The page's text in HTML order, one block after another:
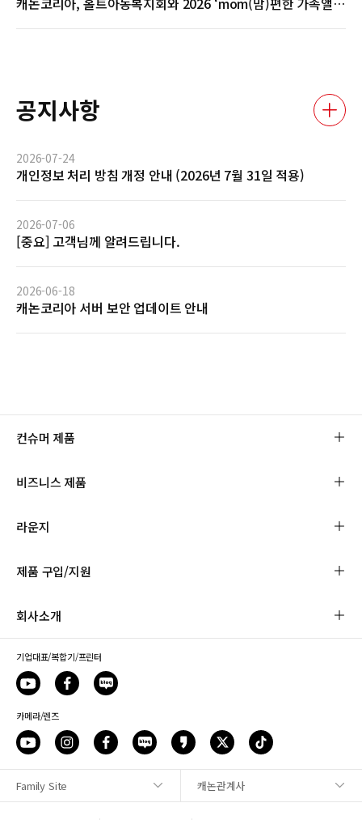
공지사항
2026-07-24
개인정보 처리 방침 개정 안내 (2026년 7월 31일 적용)
2026-07-06
[중요] 고객님께 알려드립니다.
2026-06-18
캐논코리아 서버 보안 업데이트 안내
사이트맵
컨슈머 제품
비즈니스 제품
라운지
제품 구입/지원
회사소개
기업대표/복합기/프린터
카메라/렌즈
Family Site 캐논관계사